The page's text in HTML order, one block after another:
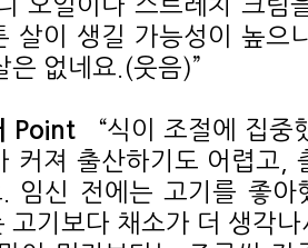
살이 생길 가능성이 높으
은 없네요.(웃음)”
Point “식이 조절에 집중
커져 출산하기도 어렵고,
임신 전에는 고기를 좋아
고기보다 채소가 더 생각